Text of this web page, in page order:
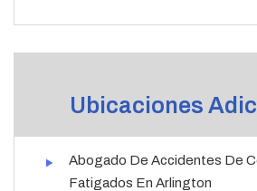
Ubicaciones
Abogado De Accidentes De
Fatigados En Arlington